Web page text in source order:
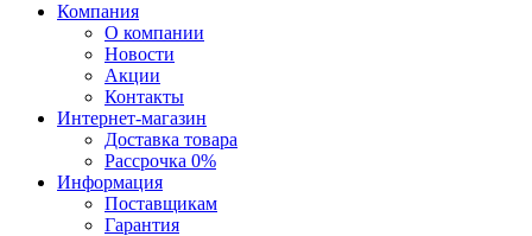
Компания
О компании
Новости
Акции
Контакты
Интернет-магазин
Доставка товара
Рассрочка 0%
Информация
Поставщикам
Гарантия